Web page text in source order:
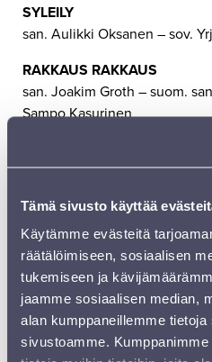
Tämä sivusto käyttää
Käytämme evästeitä
räätälöimiseen, sosiaalisen
tukemiseen ja
jaamme sosiaalisen median,
alan kumppaneillemme
sivustoamme.
SYLEILY
san. Aulikki Oksanen – sov.
RAKKAUS RAKKAUS
san. Joakim Groth – suom.
Sampo Kasurinen
san. Marja-Leena Mikkola –
SINUA, SINUA RAKASTAN
san. Aulikki Oksanen – sov.
Reiko Mori, englannintorvi
HYVÄSTI
san. Aulikki Oksanen – sov.